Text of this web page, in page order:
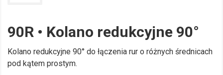
90R • Kolano redukcyjne 90°
Kolano redukcyjne 90° do łączenia rur o różnych średnicach
pod kątem prostym.